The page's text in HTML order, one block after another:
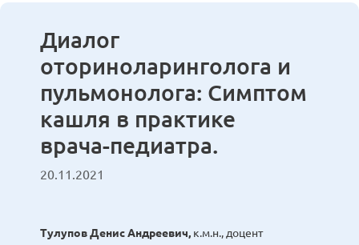
Диалог
оториноларинголога и
пульмонолога: Симптом
кашля в практике
врача-педиатра.
20.11.2021
Тулупов Денис Андреевич, к.м.н., доцент